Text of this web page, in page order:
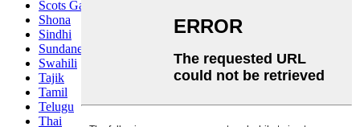
Scots Gaelic
Shona
Sindhi
Sundanese
Swahili
Tajik
Tamil
Telugu
Thai